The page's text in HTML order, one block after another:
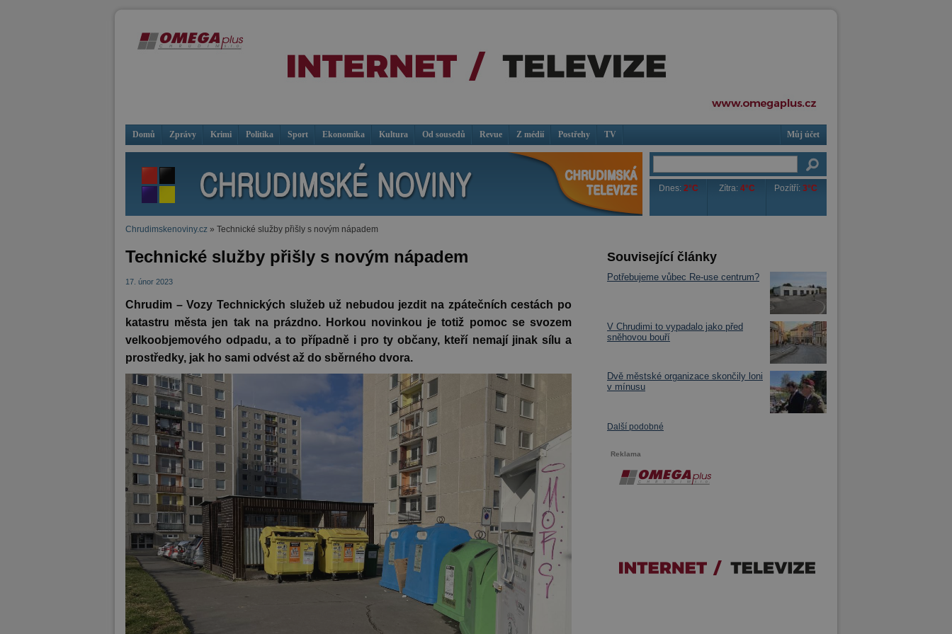
Domů Zprávy Krimi Politika Sport Ekonomika Kultura Od sousedů Revue Z médií Postřehy TV Můj účet
Dnes:2°C Zítra:4°C Pozítří: 3°C
Chrudimskenoviny.cz » Technické služby přišly s novým nápadem
Technické služby přišly s novým nápadem
17. únor 2023
Chrudim – Vozy Technických služeb už nebudou jezdit na zpátečních cestách po
katastru města jen tak na prázdno. Horkou novinkou je totiž pomoc se svozem
velkoobjemového odpadu, a to případně i pro ty občany, kteří nemají jinak sílu a
prostředky, jak ­ho sami odvést až do sběrného dvora.
Související články
Potřebujeme vůbec Re-use centrum?
V Chrudimi to vypadalo jako před
sněhovou bouří
Dvě městské organizace skončily loni
v mínusu
Další podobné
Reklama